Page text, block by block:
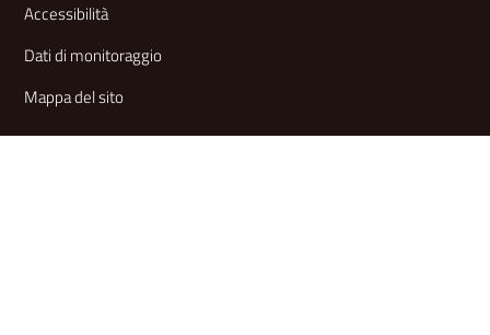
Accessibilità
Dati di monitoraggio
Mappa del sito